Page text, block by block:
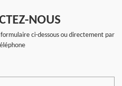
NOUS
ci-dessous ou directement par